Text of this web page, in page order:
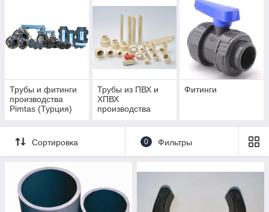
Трубы и фитинги
производства
Pimtas (Турция)
Трубы из ПВХ и
ХПВХ
производства
Фитинги
Сортировка 0 Фильтры